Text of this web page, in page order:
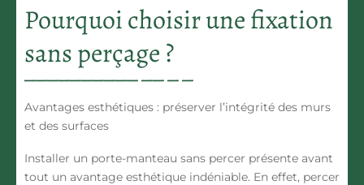
Pourquoi choisir une fixation
sans perçage ?
Avantages esthétiques : préserver l’intégrité des murs
et des surfaces
Installer un porte-manteau sans percer présente avant
tout un avantage esthétique indéniable. En effet, percer